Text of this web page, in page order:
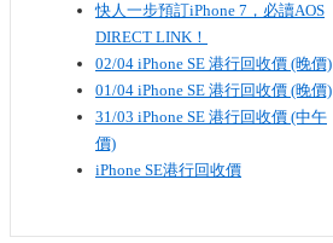
快人一步預訂iPhone 7，必讀AOS
DIRECT LINK！
02/04 iPhone SE​ 港行回收價 (晚價)
01/04 iPhone SE​ 港行回收價 (晚價)
31/03 iPhone SE​ 港行回收價 (中午
價)
iPhone SE港行回收價